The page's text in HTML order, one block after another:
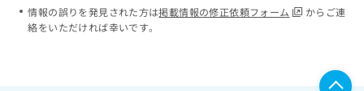
情報の誤りを発見された方は掲載情報の修正依頼フォーム
からご連
絡をいただければ幸いです。